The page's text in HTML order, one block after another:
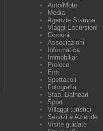
Auto/Moto
Media
Agenzie Stampa
Viaggi Escursioni
Comuni
Associazioni
Informatica
Immobiliari
Proloco
Enti
Spettacoli
Fotografia
Stab. Balneari
Sport
Villaggi turistici
Servizi e Aziende
Visite guidate